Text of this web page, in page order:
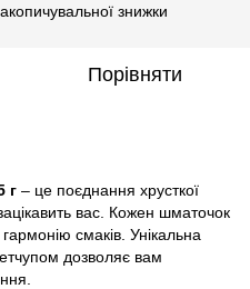
знижки
Порівняти
г – це поєднання хрусткої
вас. Кожен шматочок
смаків. Унікальна
дозволяє вам